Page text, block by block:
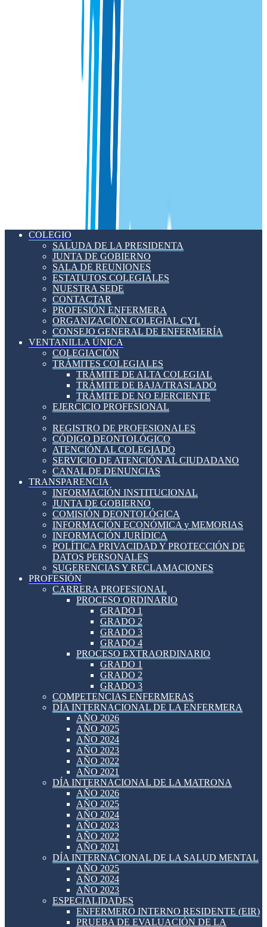
COLEGIO
SALUDA DE LA PRESIDENTA
JUNTA DE GOBIERNO
SALA DE REUNIONES
ESTATUTOS COLEGIALES
NUESTRA SEDE
CONTACTAR
PROFESIÓN ENFERMERA
ORGANIZACIÓN COLEGIAL CYL
CONSEJO GENERAL DE ENFERMERÍA
VENTANILLA ÚNICA
COLEGIACIÓN
TRÁMITES COLEGIALES
TRÁMITE DE ALTA COLEGIAL
TRÁMITE DE BAJA/TRASLADO
TRÁMITE DE NO EJERCIENTE
EJERCICIO PROFESIONAL
REGISTRO DE PROFESIONALES
CÓDIGO DEONTOLÓGICO
ATENCIÓN AL COLEGIADO
SERVICIO DE ATENCIÓN AL CIUDADANO
CANAL DE DENUNCIAS
TRANSPARENCIA
INFORMACIÓN INSTITUCIONAL
JUNTA DE GOBIERNO
COMISIÓN DEONTOLÓGICA
INFORMACIÓN ECONÓMICA y MEMORIAS
INFORMACIÓN JURÍDICA
POLÍTICA PRIVACIDAD Y PROTECCIÓN DE
DATOS PERSONALES
SUGERENCIAS Y RECLAMACIONES
PROFESIÓN
CARRERA PROFESIONAL
PROCESO ORDINARIO
GRADO 1
GRADO 2
GRADO 3
GRADO 4
PROCESO EXTRAORDINARIO
GRADO 1
GRADO 2
GRADO 3
COMPETENCIAS ENFERMERAS
DÍA INTERNACIONAL DE LA ENFERMERA
AÑO 2026
AÑO 2025
AÑO 2024
AÑO 2023
AÑO 2022
AÑO 2021
DÍA INTERNACIONAL DE LA MATRONA
AÑO 2026
AÑO 2025
AÑO 2024
AÑO 2023
AÑO 2022
AÑO 2021
DÍA INTERNACIONAL DE LA SALUD MENTAL
AÑO 2025
AÑO 2024
AÑO 2023
ESPECIALIDADES
ENFERMERO INTERNO RESIDENTE (EIR)
PRUEBA DE EVALUACIÓN DE LA